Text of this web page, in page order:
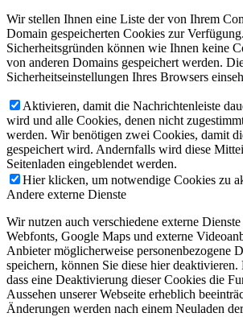
Wir stellen Ihnen eine Liste der von Ihrem
Domain gespeicherten Cookies zur
Sicherheitsgründen können wie Ihnen keine
von anderen Domains gespeichert werden.
Sicherheitseinstellungen Ihres Browsers
Aktivieren, damit die Nachrichtenleiste
wird und alle Cookies, denen nicht
werden. Wir benötigen zwei Cookies, damit
gespeichert wird. Andernfalls wird diese
Seitenladen eingeblendet werden.
Hier klicken, um notwendige Cookies zu
Andere externe Dienste
Wir nutzen auch verschiedene externe
Webfonts, Google Maps und externe
Anbieter möglicherweise personenbezogene
speichern, können Sie diese hier deaktivieren.
dass eine Deaktivierung dieser Cookies die
Aussehen unserer Webseite erheblich
Änderungen werden nach einem Neuladen